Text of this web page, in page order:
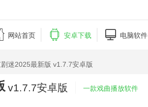
网站首页  安卓下载  电脑软件
迷2025最新版 v1.7.7安卓版
v1.7.7安卓版 一款戏曲播放软件